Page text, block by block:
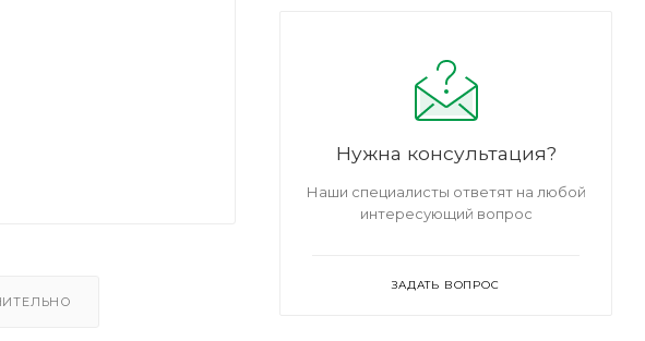
Нужна консультация?
Наши специалисты ответят на любой
интересующий вопрос
ЗАДАТЬ ВОПРОС